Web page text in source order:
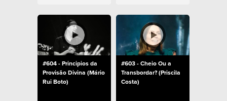
#604 - Principios da
Provisão Divina (Mário
Rui Boto)
#603 - Cheio Ou a
Transbordar? (Priscila
Costa)